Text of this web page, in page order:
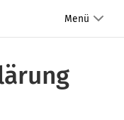
Menü